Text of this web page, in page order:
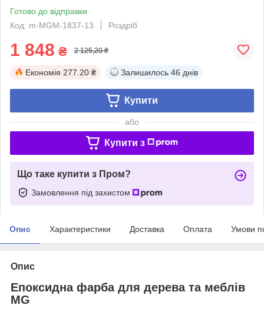
Готово до відправки
Код: m-MGM-1837-13
Роздріб
1 848 ₴ 2 125,20 ₴
Економія 277.20 ₴ Залишилось 46 днів
Купити
або
Купити з
Що таке купити з Пром?
Замовлення під захистом
Опис Характеристики Доставка Оплата Умови
Опис
Епоксидна фарба для дерева та меблів
MG